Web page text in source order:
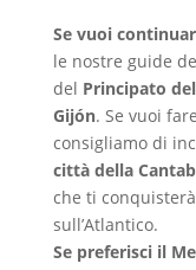
Se vuoi
le nostre guide
del Principato
Gijón. Se vuoi
consigliamo di
città della
che ti
sull’Atlantico.
Se preferisci il